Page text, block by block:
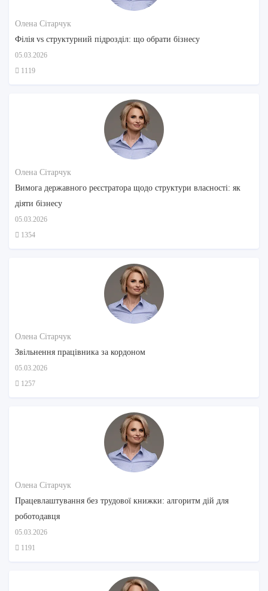
Олена Сітарчук
Філія vs структурний підрозділ: що обрати бізнесу
05.03.2026
1119
Олена Сітарчук
Вимога державного реєстратора щодо структури власності: як
діяти бізнесу
05.03.2026
1354
Олена Сітарчук
Звільнення працівника за кордоном
05.03.2026
1257
Олена Сітарчук
Працевлаштування без трудової книжки: алгоритм дій для
роботодавця
05.03.2026
1191